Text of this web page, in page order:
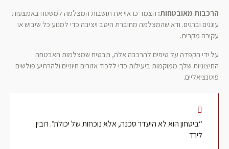
הרכבות מאובטחות: הצמד כראוי את תושבות המצלמה למשטח באמצעות
עוגנים וברגים. ודא שהמצלמה מחוברת היטב ויציבה כדי למנוע כל שיבוש או
עקירה מקרית.
על ידי הקפדה על טיפים להרכבה אלה, תבטיח שמצלמות האבטחה
החיצוניות שלך ממוקמות ביעילות כדי ללכוד אזורים חיוניים ולהרתיע פולשים
פוטנציאליים.
“ביטחון הוא לא היעדר סכנה, אלא נוכחות של יכולת”. רובין
לירד